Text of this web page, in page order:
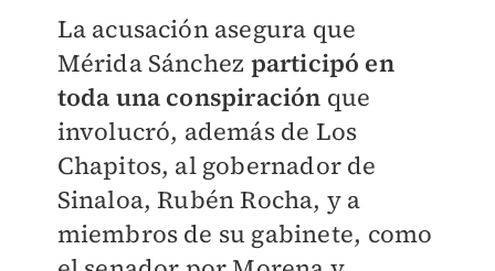
La acusación asegura que
Mérida Sánchez participó en
toda una conspiración que
involucró, además de Los
Chapitos, al gobernador de
Sinaloa, Rubén Rocha, y a
miembros de su gabinete, como